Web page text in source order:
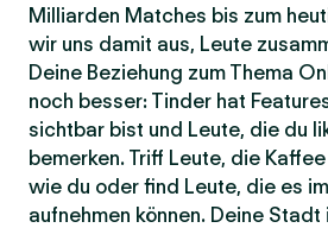
Milliarden Matches bis zum
wir uns damit aus, Leute
Deine Beziehung zum Thema
noch besser: Tinder hat
sichtbar bist und Leute, die du
bemerken. Triff Leute, die
wie du oder find Leute, die es
aufnehmen können. Deine